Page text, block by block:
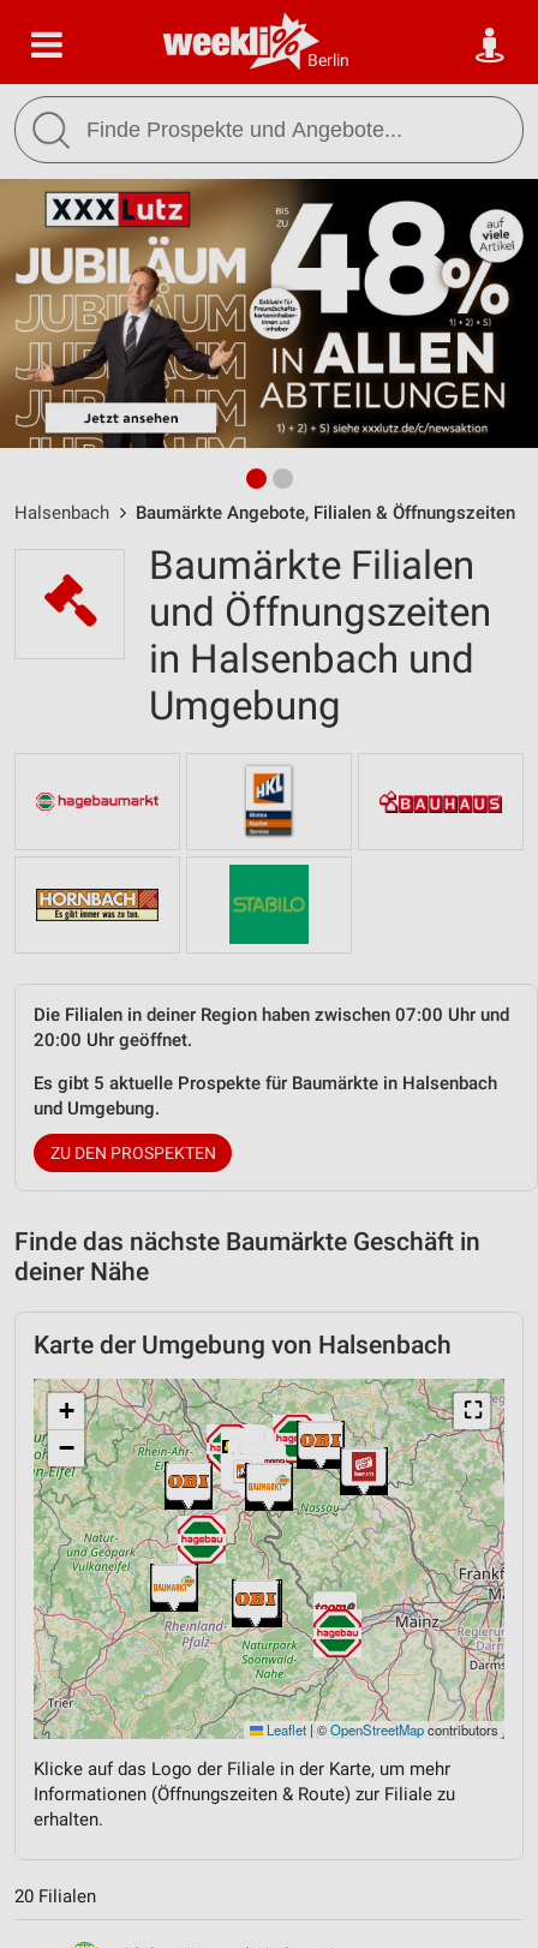
Berlin
Halsenbach Baumärkte Angebote, Filialen & Öffnungszeiten
Baumärkte Filialen
und Öffnungszeiten
in Halsenbach und
Umgebung
Die Filialen in deiner Region haben zwischen 07:00 Uhr und
20:00 Uhr geöffnet.
Es gibt 5 aktuelle Prospekte für Baumärkte in Halsenbach
und Umgebung.
ZU DEN PROSPEKTEN
Finde das nächste Baumärkte Geschäft in
deiner Nähe
Karte der Umgebung von Halsenbach
⛶
+
−
Leaflet | ©OpenStreetMapcontributors
Klicke auf das Logo der Filiale in der Karte, um mehr
Informationen (Öffnungszeiten & Route) zur Filiale zu
erhalten.
20 Filialen